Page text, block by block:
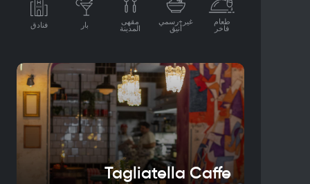
طعام
فاخر
غير+رسمي
أنيق
مقهى
المدينة بار فنادق
Tagliatella Caffe